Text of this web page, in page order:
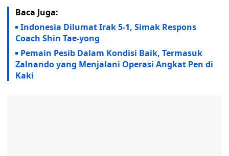
Baca Juga:
Indonesia Dilumat Irak 5-1, Simak Respons
Coach Shin Tae-yong
Pemain Pesib Dalam Kondisi Baik, Termasuk
Zalnando yang Menjalani Operasi Angkat Pen di
Kaki